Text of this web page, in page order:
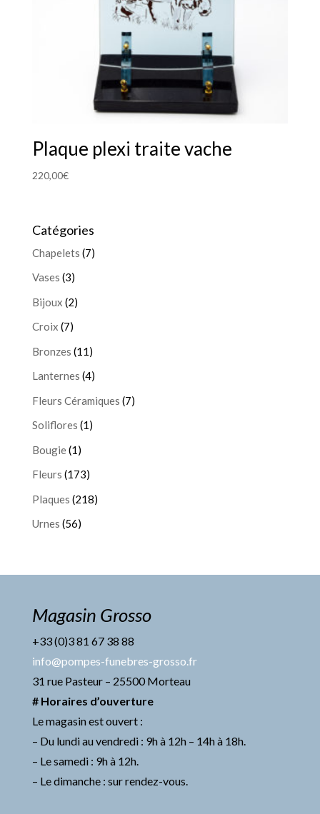
Plaque plexi traite vache
220,00€
Catégories
Chapelets (7)
Vases (3)
Bijoux (2)
Croix (7)
Bronzes (11)
Lanternes (4)
Fleurs Céramiques (7)
Soliflores (1)
Bougie(1)
Fleurs (173)
Plaques (218)
Urnes (56)
Magasin Grosso
+33 (0)3 81 67 38 88
info@pompes-funebres-grosso.fr
31 rue Pasteur – 25500 Morteau
# Horaires d’ouverture
Le magasin est ouvert :
– Du lundi au vendredi : 9h à 12h – 14h à 18h.
– Le samedi : 9h à 12h.
– Le dimanche : sur rendez-vous.